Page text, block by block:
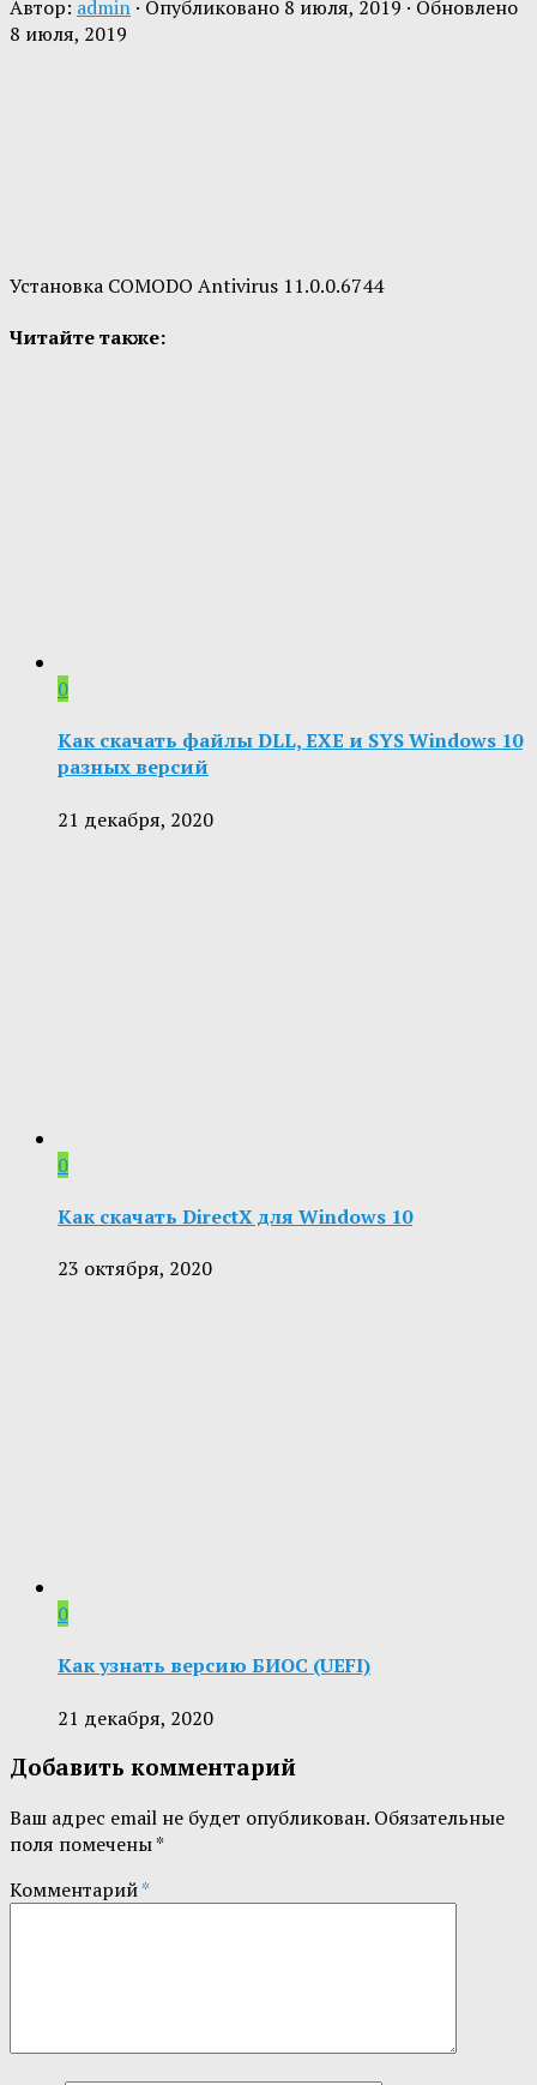
Автор: admin · Опубликовано 8 июля, 2019 · Обновлено
8 июля, 2019
Установка COMODO Antivirus 11.0.0.6744
Читайте также:
0
Как скачать файлы DLL, EXE и SYS Windows 10
разных версий
21 декабря, 2020
0
Как скачать DirectX для Windows 10
23 октября, 2020
0
Как узнать версию БИОС (UEFI)
21 декабря, 2020
Добавить комментарий
Ваш адрес email не будет опубликован. Обязательные
поля помечены*
Комментарий*